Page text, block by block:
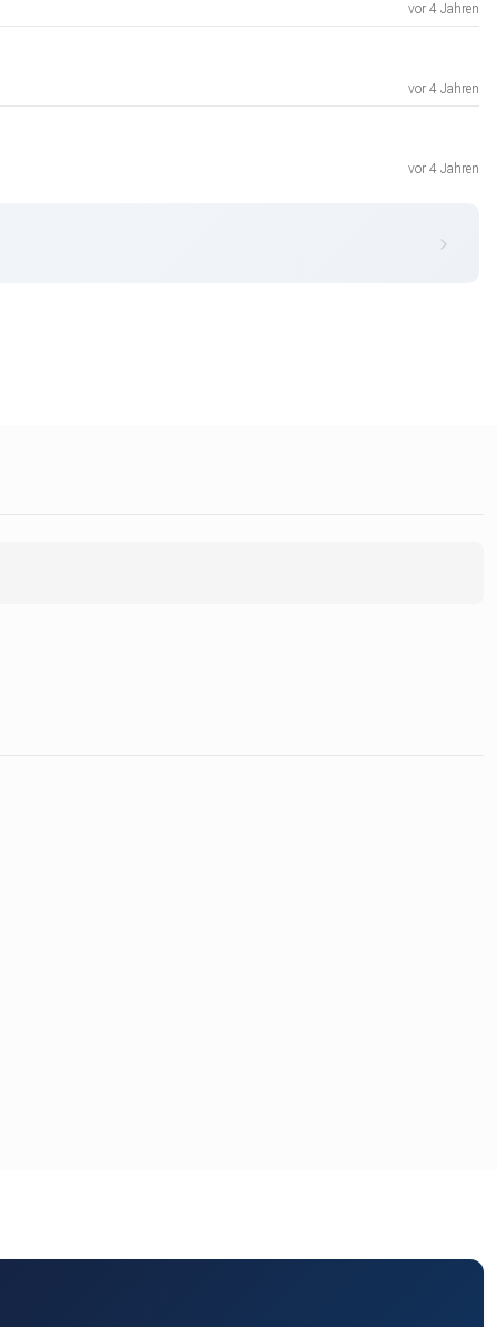
vor 4 Jahren
vor 4 Jahren
vor 4 Jahren